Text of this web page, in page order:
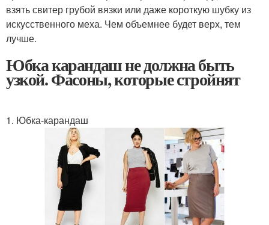
взять свитер грубой вязки или даже короткую шубку из
искусственного меха. Чем объемнее будет верх, тем
лучше.
Юбка карандаш не должна быть
узкой. Фасоны, которые стройнят
1. Юбка-карандаш